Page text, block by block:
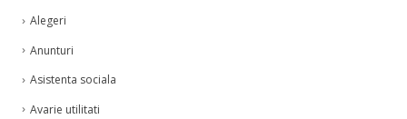
Alegeri
Anunturi
Asistenta sociala
Avarie utilitati